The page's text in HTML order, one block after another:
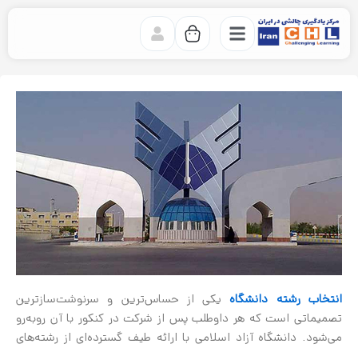
محتوا
انتخاب رشته دانشگاه یکی از حساس‌ترین و سرنوشت‌سازترین
تصمیماتی است که هر داوطلب پس از شرکت در کنکور با آن روبه‌رو
می‌شود. دانشگاه آزاد اسلامی با ارائه طیف گسترده‌ای از رشته‌های